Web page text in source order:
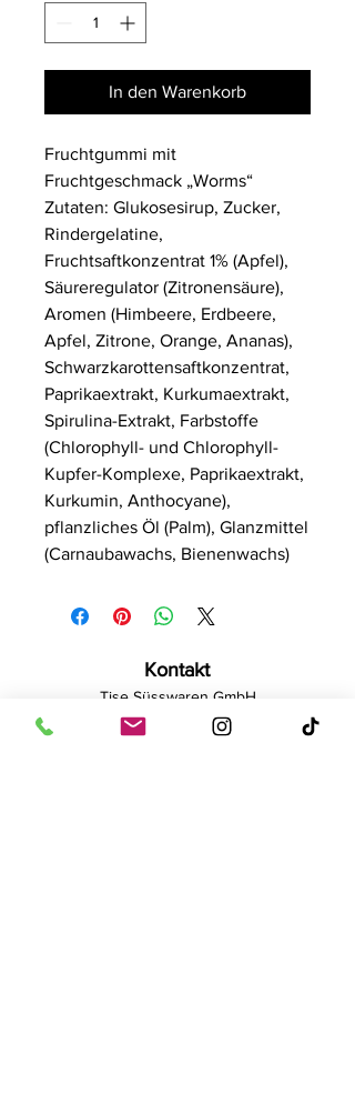
In den Warenkorb
Fruchtgummi mit
Fruchtgeschmack „Worms“
Zutaten: Glukosesirup, Zucker,
Rindergelatine,
Fruchtsaftkonzentrat 1% (Apfel),
Säureregulator (Zitronensäure),
Aromen (Himbeere, Erdbeere,
Apfel, Zitrone, Orange, Ananas),
Schwarzkarottensaftkonzentrat,
Paprikaextrakt, Kurkumaextrakt,
Spirulina-Extrakt, Farbstoffe
(Chlorophyll- und Chlorophyll-
Kupfer-Komplexe, Paprikaextrakt,
Kurkumin, Anthocyane),
pflanzliches Öl (Palm), Glanzmittel
(Carnaubawachs, Bienenwachs)
Kontakt
Tise Süsswaren GmbH
Rostockerstr. 4